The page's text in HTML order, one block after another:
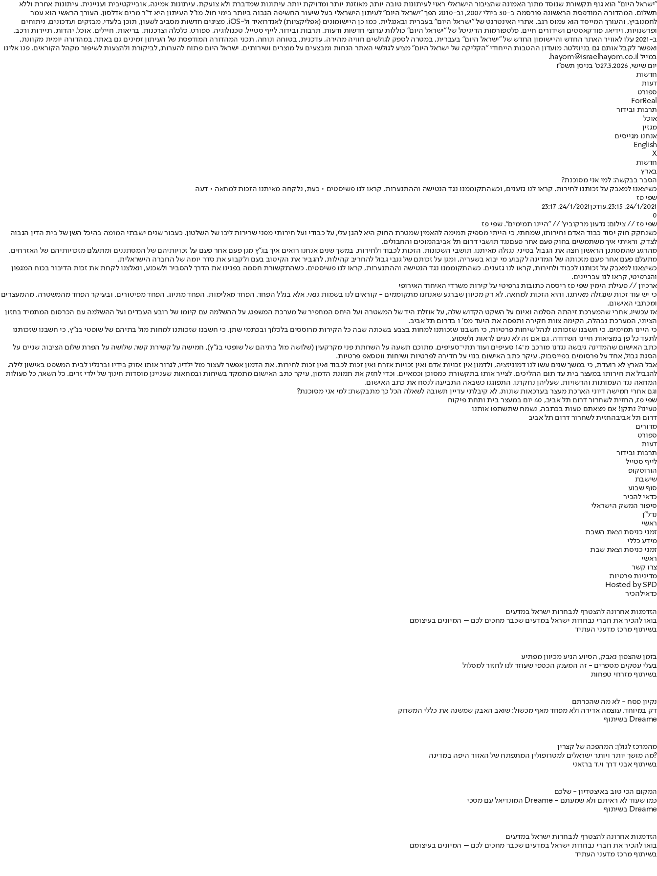
"ישראל היום" הוא גוף תקשורת שנוסד מתוך האמונה שהציבור הישראלי ראוי לעיתונות טובה יותר, מאוזנת יותר ומדויקת יותר. עיתונות שמדברת ולא צועקת. עיתונות אמינה, אובייקטיבית ועניינית. עיתונות אחרת וללא
תשלום. המהדורה המודפסת הראשונה פורסמה ב-30 ביולי 2007, וב-2010 הפך "ישראל היום" לעיתון הישראלי בעל שיעור החשיפה הגבוה ביותר בימי חול. מו"ל העיתון היא ד"ר מרים אדלסון. העורך הראשי הוא עמר
לחמנוביץ, והעורך המייסד הוא עמוס רגב. אתרי האינטרנט של "ישראל היום" בעברית ובאנגלית, כמו כן היישומונים (אפליקציות) לאנדרואיד ול-iOS, מציגים חדשות מסביב לשעון, תוכן בלעדי, מבזקים ועדכונים, ניתוחים
ופרשנויות, וידיאו, פודקאסטים ושידורים חיים. פלטפורמות הדיגיטל של "ישראל היום" כוללות ערוצי חדשות ודעות, תרבות ובידור, לייף סטייל, טכנולוגיה, ספורט, כלכלה וצרכנות, בריאות, חיילים, אוכל, יהדות, תיירות ורכב.
ב-2021 עלו לאוויר האתר החדש והיישומון החדש של "ישראל היום" בעברית, במטרה לספק לגולשים חוויה מהירה, עדכנית, בטוחה ונוחה. תכני המהדורה המודפסת של העיתון זמינים גם באתר, במהדורה יומית מקוונת,
ואפשר לקבל אותם גם בניוזלטר. מועדון ההטבות הייחודי "הקליקה של ישראל היום" מציע לגולשי האתר הנחות ומבצעים על מוצרים ושירותים. ישראל היום פתוח להערות, לביקורת ולהצעות לשיפור מקהל הקוראים. פנו אלינו
במייל hayom@israelhayom.co.il.
יום שישי, 27.3.2026
ט' בניסן תשפ"ו
חדשות
דעות
ספורט
ForReal
תרבות ובידור
אוכל
מגזין
אנחנו מגייסים
English
X
חדשות
בארץ
הסבר בבקשה: למי אני מסוכנת?
כשיצאנו למאבק על זכותנו לחירות, קראו לנו גזענים, וכשהתקוממנו נגד הנטישה וההתנערות, קראו לנו פשיסטים • כעת, נלקחה מאיתנו הזכות למחאה • דעה
שפי פז
24/1/2021, 23:15
,עודכן24/1/2021, 23:17
0
שפי פז // צילום: גדעון מרקוביץ' // "היינו תמימים". שפי פז
כשנחקק חוק יסוד כבוד האדם וחירותו, שמחתי, כי הייתי מספיק תמימה להאמין שמטרת החוק היא להגן עלי, על כבודי ועל חירותי מפני שרירות ליבו של השלטון. כעבור שנים ישבתי המומה בהיכל השן של בית הדין הגבוה
לצדק, וראיתי איך משתמשים בחוק פעם אחר פעםנגד תושבי דרום תל אביבהמוכים והחבולים.
מהרגע שהמסתנן הראשון חצה את הגבול בסיני, נגזלה מאיתנו, תושבי השכונות, הזכות לכבוד ולחירות. במשך שנים אנחנו רואים איך בג"ץ מגן פעם אחר פעם על זכויותיהם של המסתננים ומתעלם מזכויותיהם של האזרחים,
מתעלם פעם אחר פעם מזכותה של המדינה לקבוע מי יבוא בשעריה, ומגן על זכותם של גנבי גבול להחריב קהילות, להגביר את הקיטוב בעם ולקבוע את סדר יומה של החברה הישראלית.
כשיצאנו למאבק על זכותנו לכבוד ולחירות, קראו לנו גזענים. כשהתקוממנו נגד הנטישה וההתנערות, קראו לנו פשיסטים. כשהתקשורת חסמה בפנינו את הדרך להסביר ולשכנע, ונאלצנו לקחת את זכות הדיבור בכוח המגפון
והגרפיטי, קראו לנו עבריינים.
ארכיון // פעילת הימין שפי פז ריססה כתובות גרפיטי על קירות משרדי האיחוד האירופי
כי יש עוד זכות שנגזלה מאיתנו, והיא הזכות למחאה. לא רק מכיוון שברגע שאנחנו מתקוממים - קוראים לנו בשמות גנאי. אלא בגלל הפחד. הפחד מאלימות. הפחד מתיוג. הפחד מפיטורים. ובעיקר הפחד מהמשטרה, מהמעצרים
ומכתבי האישום.
אז עכשיו, אחרי שהמערכת זיהתה הסלמה ואיום על השקט הקדוש שלה, על אוזלת היד של המשטרה ועל היחס המחפיר של מערכת המשפט, על ההשלמה עם קיומו של רובע העבדים ועל ההשלמה עם הכרסום המתמיד בחזון
הציוני, המערכת נבהלה, הקימה צוות חקירה ותפסה את היעד מס׳ 1 בדרום תל אביב.
כי היינו תמימים. כי חשבנו שזכותנו לנהל שיחות פרטיות, כי חשבנו שזכותנו למחות בצבע בשכונה שבה כל הקירות מרוססים בלכלוך ובכתמי שתן, כי חשבנו שזכותנו למחות מול בתיהם של שופטי בג״ץ, כי חשבנו שזכותנו
לתעד כל פן במציאות חיינו השדודה, גם אם זה לא נעים לראות ולשמוע.
כתב האישום שהמדינה גיבשה נגדנו מורכב מ־14 סעיפים ועוד תתי־סעיפים. מתוכם תשעה על השחתת פני מקרקעין (שלושה מול בתיהם של שופטי בג״ץ), חמישה על קשירת קשר, שלושה על הפרת שלום הציבור, שניים על
הסגת גבול, אחד על פרסומים בפייסבוק. עיקר כתב האישום בנוי על חדירה לפרטיות ושיחות ווטסאפ פרטיות.
אבל הארץ לא רועדת, כי במשך שנים עשו לנו דמוניזציה, ולדמון אין זכויות אדם ואין זכויות אזרח ואין זכות לכבוד ואין זכות לחירות. את הדמון אפשר לעצור מול ילדיו, לגרור אותו אזוק בידיו וברגליו לבית המשפט באישון לילה,
להגביל את חירותו במעצר בית עד תום ההליכים, לצייר אותו בתקשורת כמסוכן וכמאיים. וכדי לחזק את תמונת הדמון, עיקר כתב האישום מתמקד בשיחות ובמחאות שעניינן מוסדות חינוך של ילדי זרים. כל השאר, כל פעולות
המחאה נגד העמותות והרשויות, שעליהן נחקרנו, התפוגגו כשבאה התביעה לנסח את כתב האישום.
וגם אחרי חמישה דיוני הארכת מעצר בערכאות שונות, לא קיבלתי עדיין תשובה לשאלה הכל כך מתבקשת: למי אני מסוכנת?
שפי פז, החזית לשחרור דרום תל אביב, 40 יום במעצר בית ותחת פיקוח
טעינו? נתקן! אם מצאתם טעות בכתבה, נשמח שתשתפו אותנו
דרום תל אביבהחזית לשחרור דרום תל אביב
מדורים
ספורט
דעות
תרבות ובידור
לייף סטייל
הורוסקופ
שישבת
סוף שבוע
כדאי להכיר
סיפור המשק הישראלי
נדל"ן
ראשי
זמני כניסת וצאת השבת
מידע כללי
זמני כניסת וצאת שבת
ראשי
צרו קשר
מדיניות פרטיות
Hosted by SPD
כדאילהכיר
הזדמנות אחרונה להצטרף לנבחרות ישראל במדעים
בואו להכיר את חברי נבחרות ישראל במדעים שכבר מחכים לכם – המיונים בעיצומם
בשיתוף מרכז מדעני העתיד
בזמן שהצפון נאבק, הסיוע הגיע מכיוון מפתיע
בעלי עסקים מספרים - זה המענק הכספי שעוזר לנו לחזור למסלול
בשיתוף מזרחי טפחות
נקיון פסח - לא מה שהכרתם
דק במיוחד, עוצמה אדירה ולא מפחד מאף מכשול: שואב האבק שמשנה את כללי המשחק
בשיתוף Dreame
מהמרכז לגולן: המהפכה של קצרין
מה מושך יותר ויותר ישראלים למטרופולין המתפתח של האזור היפה במדינה?
בשיתוף אבני דרך וי.ד ברזאני
המקום הכי טוב באיצטדיון - שלכם
המונדיאל עם מסכי Dreame - כמו שעוד לא ראיתם ולא שמעתם
בשיתוף Dreame
הזדמנות אחרונה להצטרף לנבחרות ישראל במדעים
בואו להכיר את חברי נבחרות ישראל במדעים שכבר מחכים לכם – המיונים בעיצומם
בשיתוף מרכז מדעני העתיד